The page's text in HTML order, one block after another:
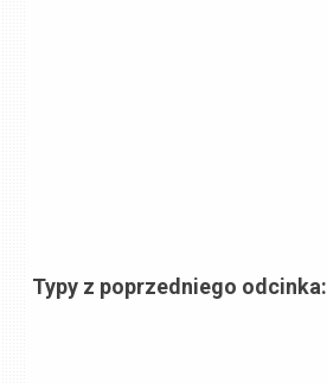
Typy z poprzedniego odcinka: